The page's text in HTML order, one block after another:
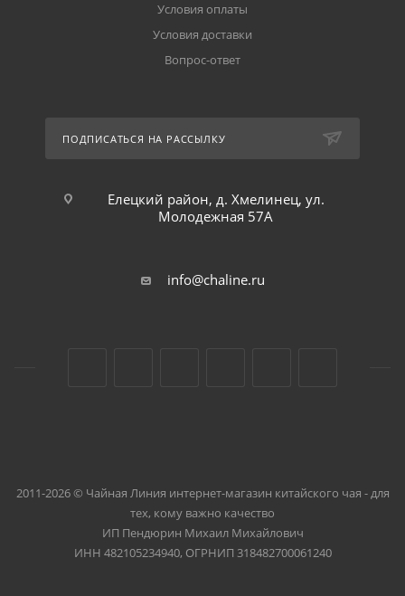
Условия оплаты
Условия доставки
Вопрос-ответ
ПОДПИСАТЬСЯ НА РАССЫЛКУ
Елецкий район, д. Хмелинец, ул.
Молодежная 57А
info@chaline.ru
2011-2026 © Чайная Линия интернет-магазин китайского чая - для
тех, кому важно качество
ИП Пендюрин Михаил Михайлович
ИНН 482105234940, ОГРНИП 318482700061240